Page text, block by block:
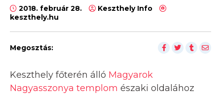
2018. február 28.
Keszthely Info
keszthely.hu
Megosztás:
Keszthely főterén álló Magyarok
Nagyasszonya templom északi oldalához